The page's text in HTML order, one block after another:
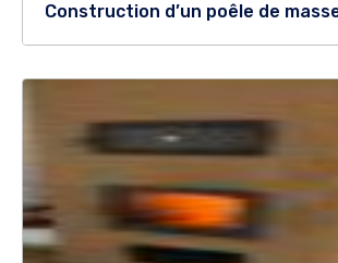
Construction d’un poêle de